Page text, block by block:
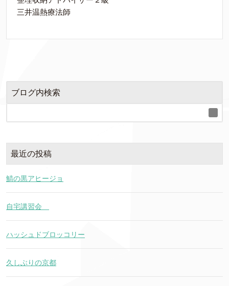
三井温熱療法師
ブログ内検索
最近の投稿
鯖の黒アヒージョ
自宅講習会
ハッシュドブロッコリー
久しぶりの京都